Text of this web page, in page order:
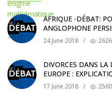
AFRIQUE -DÉBAT:
ANGLOPHONE
24 June 2018 /
DIVORCES DANS LA
EUROPE :
17 June 2018 /